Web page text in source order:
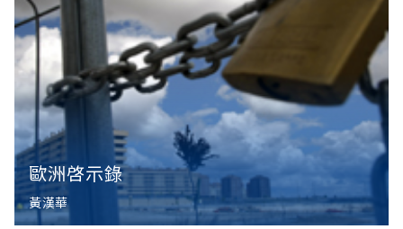
歐洲啓示錄
黃漢華